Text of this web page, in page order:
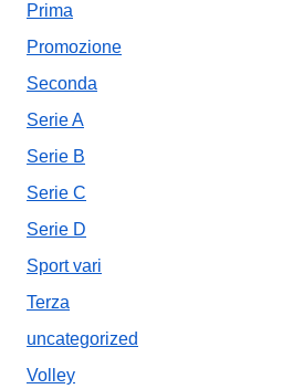
Prima
Promozione
Seconda
Serie A
Serie B
Serie C
Serie D
Sport vari
Terza
uncategorized
Volley